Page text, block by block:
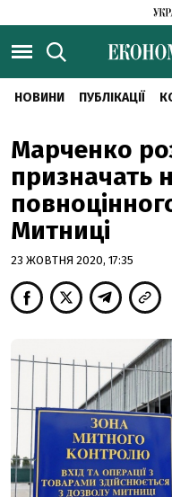
НОВИНИ ПУБЛІКАЦІЇ
Марченко
призначать
Митниці
23 ЖОВТНЯ 2020, 17:35